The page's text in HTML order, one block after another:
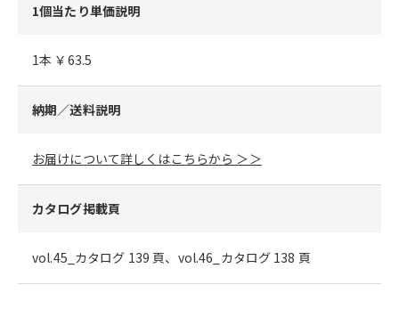
1個当たり単価説明
1本 ￥63.5
納期／送料説明
お届けについて詳しくはこちらから ＞＞
カタログ掲載頁
vol.45_カタログ 139 頁、vol.46_カタログ 138 頁